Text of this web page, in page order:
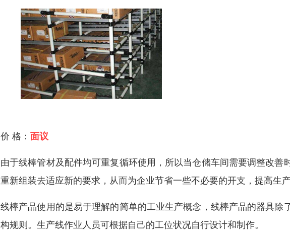
价 格： 面议
由于线棒管材及配件均可重复循环使用，所以当仓储车间需要调整改
重新组装去适应新的要求，从而为企业节省一些不必要的开支，提高生
线棒产品使用的是易于理解的简单的工业生产概念，线棒产品的器具
构规则。生产线作业人员可根据自己的工位状况自行设计和制作。